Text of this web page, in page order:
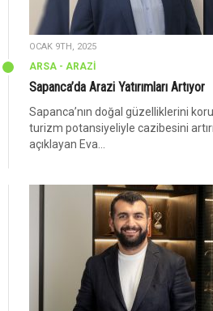
OCAK 9TH, 2025
ARSA - ARAZİ
Sapanca’da Arazi Yatırımları Artıyor
Sapanca’nın doğal güzelliklerini
turizm potansiyeliyle cazibesini
açıklayan Eva...